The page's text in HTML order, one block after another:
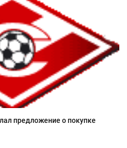
предложение о покупке